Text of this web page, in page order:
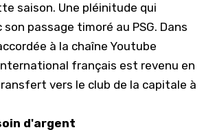
saison. Une pléinitude qui
passage timoré au PSG. Dans
à la chaîne Youtube
français est revenu en
vers le club de la capitale à
d'argent